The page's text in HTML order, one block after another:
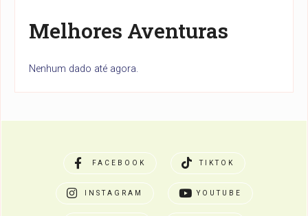
Melhores Aventuras
Nenhum dado até agora.
FACEBOOK TIKTOK
INSTAGRAM YOUTUBE